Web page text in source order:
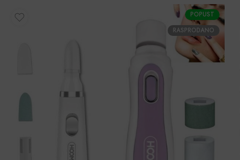
POPUST
RASPRODANO